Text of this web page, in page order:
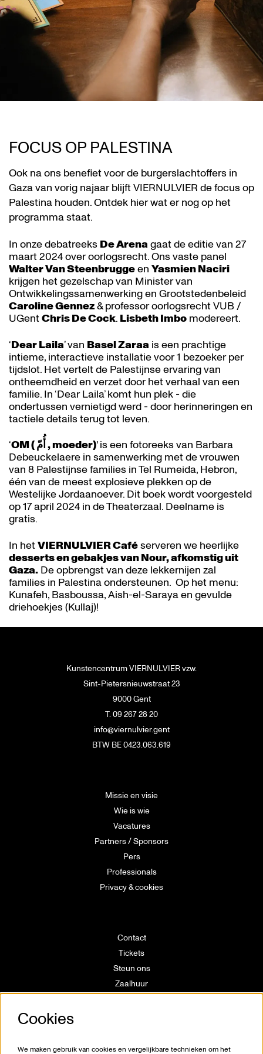
FOCUS OP PALESTINA
Ook na ons benefiet voor de burgerslachtoffers in
Gaza van vorig najaar blijft VIERNULVIER de focus op
Palestina houden. Ontdek hier wat er nog op het
programma staat.
In onze debatreeks De Arenagaat de editie van 27
maart 2024 over oorlogsrecht. Ons vaste panel
Walter Van Steenbruggeen Yasmien Naciri
krijgen het gezelschap van Minister van
Ontwikkelingssamenwerking en Grootstedenbeleid
Caroline Gennez& professor oorlogsrecht VUB /
UGentChris De Cock. Lisbeth Imbo modereert.
‘Dear Laila’ van Basel Zaraa is een prachtige
intieme, interactieve installatie voor 1 bezoeker per
tijdslot. Het vertelt de Palestijnse ervaring van
ontheemdheid en verzet door het verhaal van een
familie. In ‘Dear Laila’ komt hun plek - die
ondertussen vernietigd werd - door herinneringen en
tactiele details terug tot leven.
‘
OM ( أُمّ , moeder)' is een fotoreeks van Barbara
Debeuckelaere in samenwerking met de vrouwen
van 8 Palestijnse families in Tel Rumeida, Hebron,
één van de meest explosieve plekken op de
Westelijke Jordaanoever. Dit boek wordt voorgesteld
op 17 april 2024 in de Theaterzaal. Deelname is
gratis.
In hetVIERNULVIER Caféserveren we heerlijke
desserts en gebakjes van Nour, afkomstig uit
Gaza. De opbrengst van deze lekkernijen zal
families in Palestina ondersteunen. Op het menu:
Kunafeh, Basboussa, Aish-el-Saraya en gevulde
driehoekjes (Kullaj)!
Kunstencentrum VIERNULVIER vzw.
Sint-Pietersnieuwstraat 23
9000 Gent
T. 09 267 28 20
info@viernulvier.gent
BTW BE 0423.063.619
Missie en visie
Wie is wie
Vacatures
Partners / Sponsors
Pers
Professionals
Privacy & cookies
Contact
Tickets
Steun ons
Zaalhuur
Huisregels
Cookies
We maken gebruik van cookies en vergelijkbare technieken om het